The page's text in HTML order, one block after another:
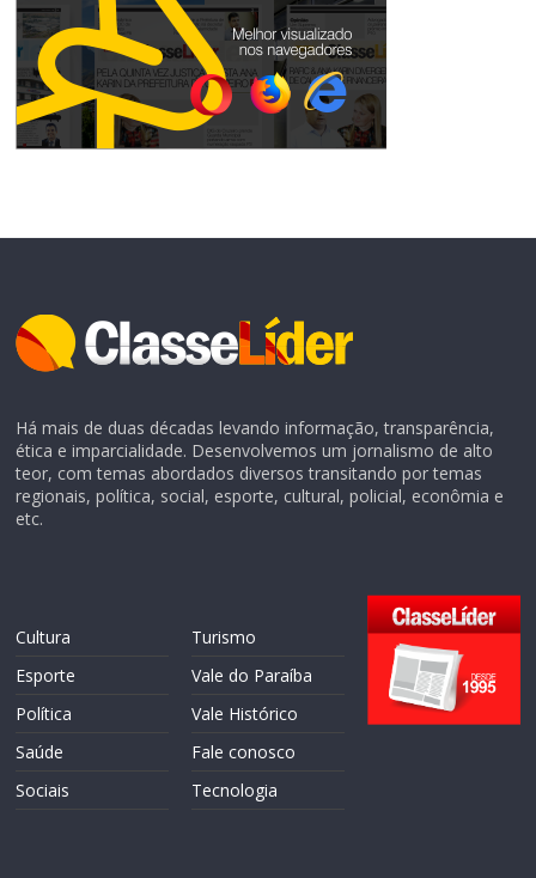
Há mais de duas décadas levando informação, transparência,
ética e imparcialidade. Desenvolvemos um jornalismo de alto
teor, com temas abordados diversos transitando por temas
regionais, política, social, esporte, cultural, policial, econômia e
etc.
Cultura
Esporte
Política
Saúde
Sociais
Turismo
Vale do Paraíba
Vale Histórico
Fale conosco
Tecnologia